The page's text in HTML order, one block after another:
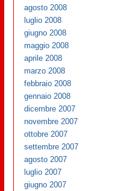
agosto 2008
luglio 2008
giugno 2008
maggio 2008
aprile 2008
marzo 2008
febbraio 2008
gennaio 2008
dicembre 2007
novembre 2007
ottobre 2007
settembre 2007
agosto 2007
luglio 2007
giugno 2007